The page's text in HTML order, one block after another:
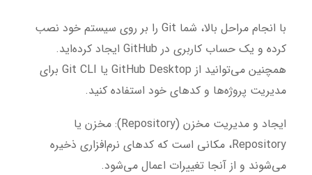
با انجام مراحل بالا، شما Git را بر روی سیستم خود نصب
کرده و یک حساب کاربری در GitHub ایجاد کرده‌اید.
همچنین می‌توانید از GitHub Desktop یا Git CLI برای
مدیریت پروژه‌ها و کدهای خود استفاده کنید.
ایجاد و مدیریت مخزن (Repository):
مخزن یا
Repository، مکانی است که کدهای نرم‌افزاری ذخیره
می‌شوند و از آنجا تغییرات اعمال می‌شود.